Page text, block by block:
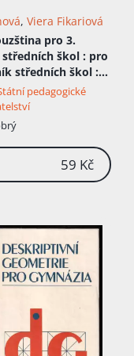
, Viera Fikariová
pro 3.
škol : pro
středních škol :
přiručka k
pedagogické
59 Kč